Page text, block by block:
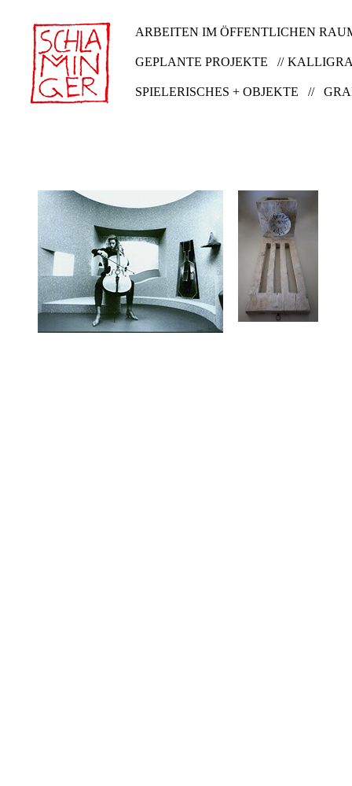
ARBEITEN IM ÖFFENTLICHEN
GEPLANTE PROJEKTE //
SPIELERISCHES + OBJEKTE //